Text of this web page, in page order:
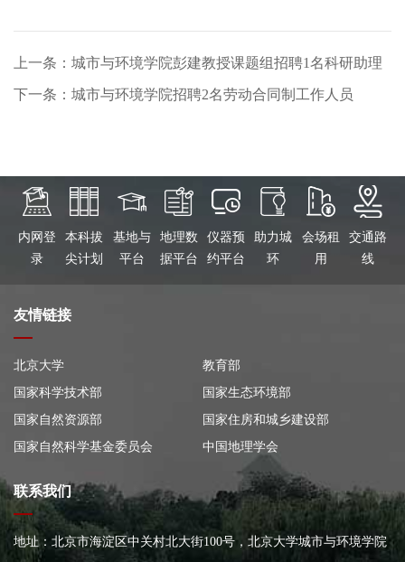
上一条：城市与环境学院彭建教授课题组招聘1名科研助理
下一条：城市与环境学院招聘2名劳动合同制工作人员
内网登
录
本科拔
尖计划
基地与
平台
地理数
据平台
仪器预
约平台
助力城
环
会场租
用
交通路
线
友情链接
北京大学
教育部
国家科学技术部
国家生态环境部
国家自然资源部
国家住房和城乡建设部
国家自然科学基金委员会
中国地理学会
联系我们
地址：北京市海淀区中关村北大街100号，北京大学城市与环境学院